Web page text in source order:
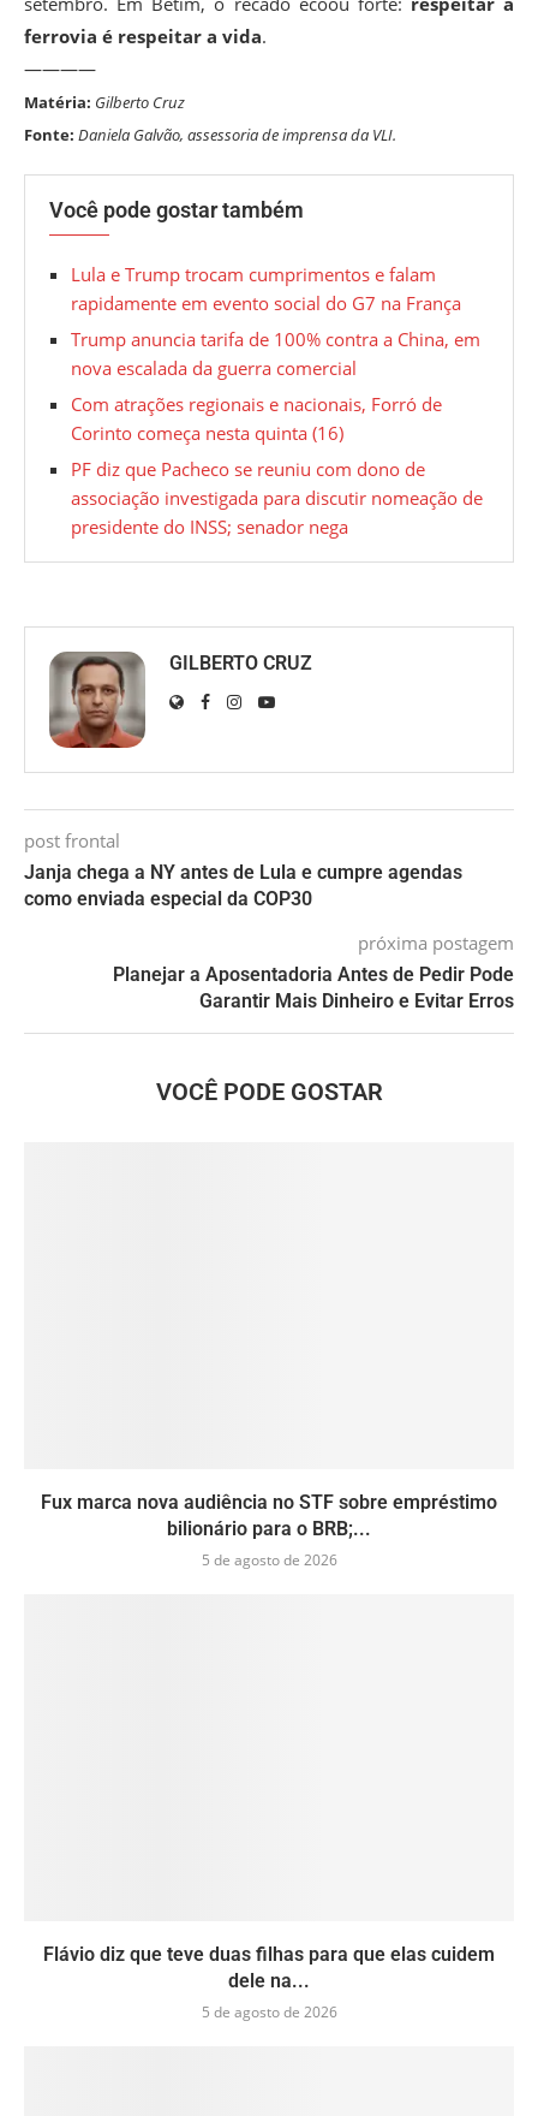
ferrovia é respeitar a vida.
————
Matéria: Gilberto Cruz
Fonte: Daniela Galvão, assessoria de imprensa da VLI.
Você pode gostar também
Lula e Trump trocam cumprimentos e falam
rapidamente em evento social do G7 na França
Trump anuncia tarifa de 100% contra a China, em
nova escalada da guerra comercial
Com atrações regionais e nacionais, Forró de
Corinto começa nesta quinta (16)
PF diz que Pacheco se reuniu com dono de
associação investigada para discutir nomeação de
presidente do INSS; senador nega
GILBERTO CRUZ
post frontal
Janja chega a NY antes de Lula e cumpre agendas
como enviada especial da COP30
próxima postagem
Planejar a Aposentadoria Antes de Pedir Pode
Garantir Mais Dinheiro e Evitar Erros
VOCÊ PODE GOSTAR
Fux marca nova audiência no STF sobre empréstimo
bilionário para o BRB;...
5 de agosto de 2026
Flávio diz que teve duas filhas para que elas cuidem
dele na...
5 de agosto de 2026